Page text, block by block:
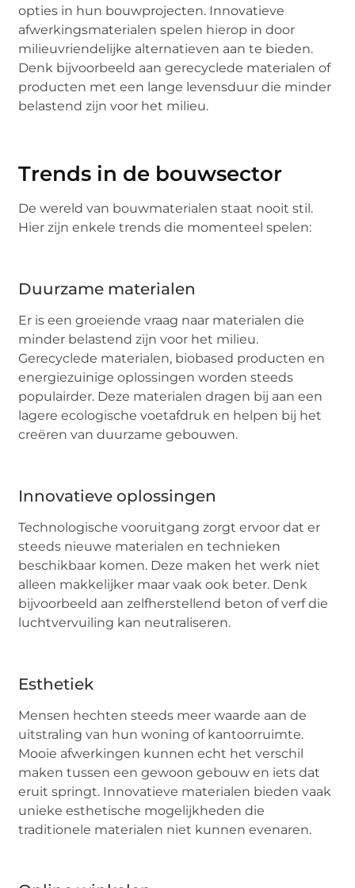
opties in hun bouwprojecten. Innovatieve
afwerkingsmaterialen spelen hierop in door
milieuvriendelijke alternatieven aan te bieden.
Denk bijvoorbeeld aan gerecyclede materialen of
producten met een lange levensduur die minder
belastend zijn voor het milieu.
Trends in de bouwsector
De wereld van bouwmaterialen staat nooit stil.
Hier zijn enkele trends die momenteel spelen:
Duurzame materialen
Er is een groeiende vraag naar materialen die
minder belastend zijn voor het milieu.
Gerecyclede materialen, biobased producten en
energiezuinige oplossingen worden steeds
populairder. Deze materialen dragen bij aan een
lagere ecologische voetafdruk en helpen bij het
creëren van duurzame gebouwen.
Innovatieve oplossingen
Technologische vooruitgang zorgt ervoor dat er
steeds nieuwe materialen en technieken
beschikbaar komen. Deze maken het werk niet
alleen makkelijker maar vaak ook beter. Denk
bijvoorbeeld aan zelfherstellend beton of verf die
luchtvervuiling kan neutraliseren.
Esthetiek
Mensen hechten steeds meer waarde aan de
uitstraling van hun woning of kantoorruimte.
Mooie afwerkingen kunnen echt het verschil
maken tussen een gewoon gebouw en iets dat
eruit springt. Innovatieve materialen bieden vaak
unieke esthetische mogelijkheden die
traditionele materialen niet kunnen evenaren.